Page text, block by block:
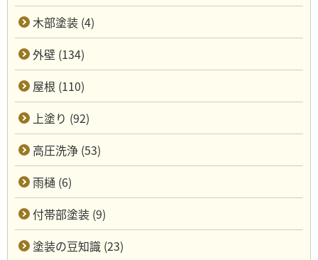
木部塗装 (4)
外壁 (134)
屋根 (110)
上塗り (92)
高圧洗浄 (53)
雨樋 (6)
付帯部塗装 (9)
塗装の豆知識 (23)